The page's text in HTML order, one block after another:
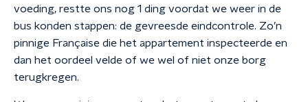
voeding, restte ons nog 1 ding voordat we weer in de
bus konden stappen: de gevreesde eindcontrole. Zo’n
pinnige Française die het appartement inspecteerde en
dan het oordeel velde of we wel of niet onze borg
terugkregen.